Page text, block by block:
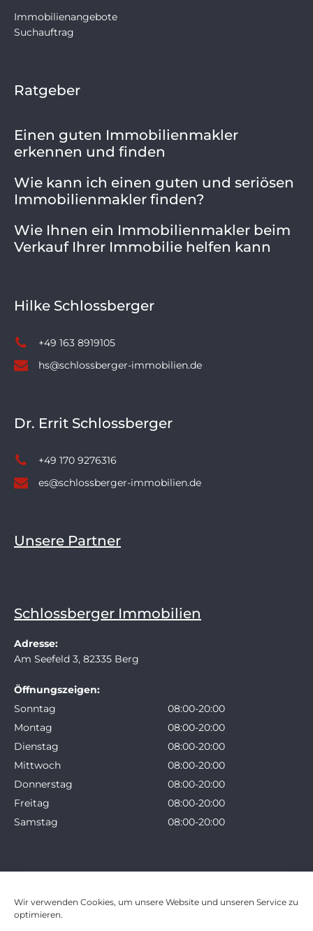
Wir verwenden Cookies, um unsere Website und unseren Service zu
optimieren.
Immobilienangebote
Suchauftrag
Ratgeber
Einen guten Immobilienmakler
erkennen und finden
Wie kann ich einen guten und seriösen
Immobilienmakler finden?
Wie Ihnen ein Immobilienmakler beim
Verkauf Ihrer Immobilie helfen kann
Hilke Schlossberger
+49 163 8919105
hs@schlossberger-immobilien.de
Dr. Errit Schlossberger
+49 170 9276316
es@schlossberger-immobilien.de
Unsere Partner
Schlossberger Immobilien
Adresse:
Am Seefeld 3, 82335 Berg
Öffnungszeigen:
Sonntag
08:00-20:00
Montag
08:00-20:00
Dienstag
08:00-20:00
Mittwoch
08:00-20:00
Donnerstag
08:00-20:00
Freitag
08:00-20:00
Samstag
08:00-20:00